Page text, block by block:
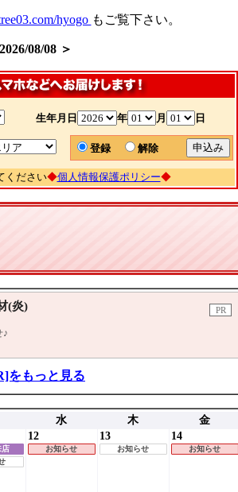
hyogo もご覧下さい。
08/08 ＞
生年月日 年 月 日
登録 解除
ください◆個人情報保護ポリシー◆
(炎) PR
♪
をもっと見る
水 木 金
店
12
お知らせ
13
お知らせ
14
お知らせ